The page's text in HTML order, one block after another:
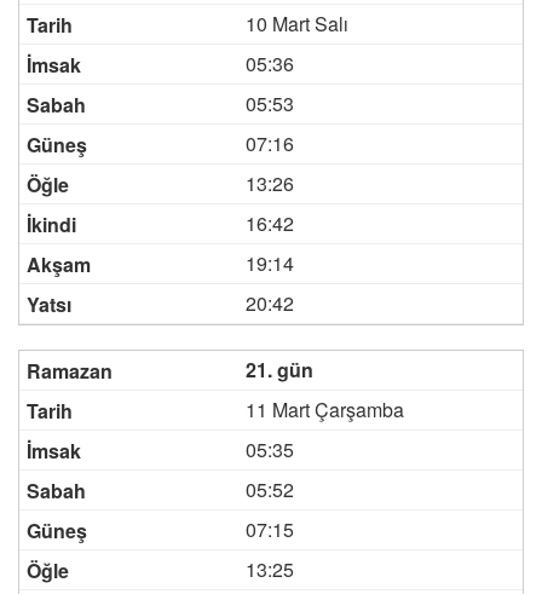
10 Mart Salı
05:36
05:53
07:16
13:26
16:42
19:14
20:42
21. gün
11 Mart Çarşamba
05:35
05:52
07:15
13:25